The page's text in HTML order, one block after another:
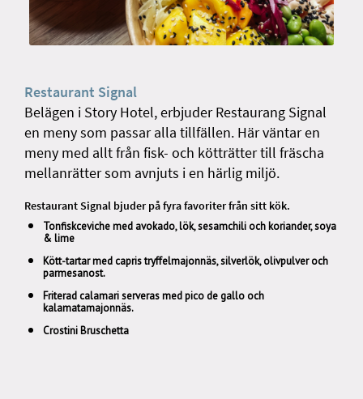
Restaurant Signal
Belägen i Story Hotel, erbjuder Restaurang Signal
en meny som passar alla tillfällen. Här väntar en
meny med allt från fisk- och kötträtter till fräscha
mellanrätter som avnjuts i en härlig miljö.
Restaurant Signal bjuder på fyra favoriter från sitt kök.
Tonfiskceviche med avokado, lök, sesamchili och koriander, soya
& lime
Kött-tartar med capris tryffelmajonnäs, silverlök, olivpulver och
parmesanost.
Friterad calamari serveras med pico de gallo och
kalamatamajonnäs.
Crostini Bruschetta